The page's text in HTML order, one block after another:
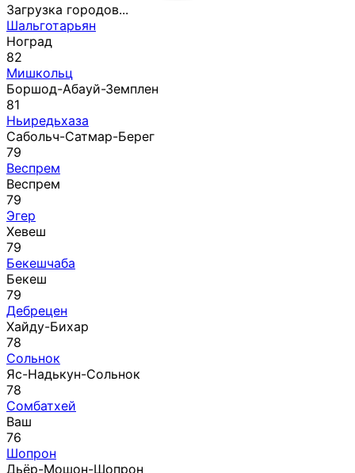
Загрузка городов...
Шальготарьян
Ноград
82
Мишкольц
Боршод-Абауй-Земплен
81
Ньиредьхаза
Сабольч-Сатмар-Берег
79
Веспрем
Веспрем
79
Эгер
Хевеш
79
Бекешчаба
Бекеш
79
Дебрецен
Хайду-Бихар
78
Сольнок
Яс-Надькун-Сольнок
78
Сомбатхей
Ваш
76
Шопрон
Дьёр-Мошон-Шопрон